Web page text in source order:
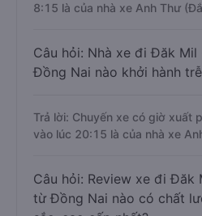
8:15 là của nhà xe Anh Thư
Câu hỏi: Nhà xe đi Đăk
Đồng Nai nào khởi hành
Trả lời: Chuyến xe có giờ xuất
vào lúc 20:15 là của nhà xe
Câu hỏi: Review xe đi Đăk
từ Đồng Nai nào có chất